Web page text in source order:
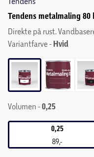
Tendens metalmaling 80
Direkte på rust.
Variantfarve - Hvid
Volumen -0,25
0,25
89,-